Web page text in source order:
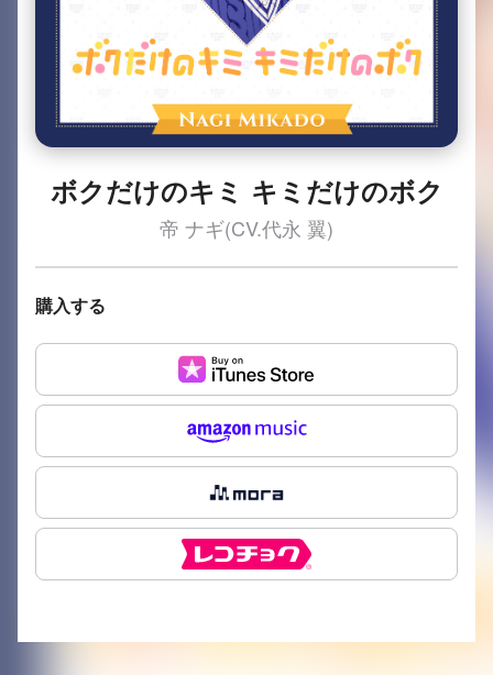
ボクだけのキミ キミだけのボク
帝 ナギ(CV.代永 翼)
購入する